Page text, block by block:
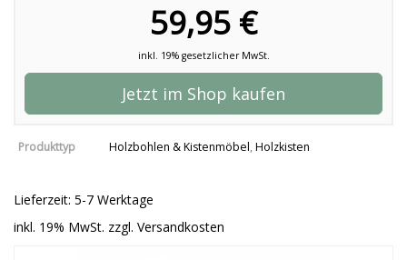
59,95 €
inkl. 19% gesetzlicher MwSt.
Jetzt im Shop kaufen
Produkttyp Holzbohlen & Kistenmöbel, Holzkisten
Lieferzeit: 5-7 Werktage
inkl. 19% MwSt. zzgl. Versandkosten